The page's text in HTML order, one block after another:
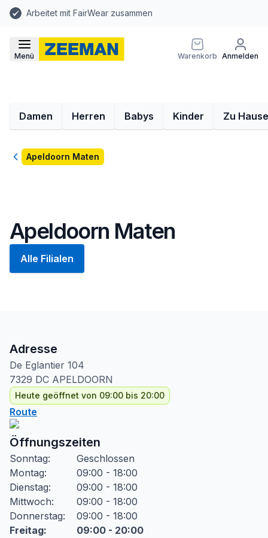
Arbeitet mit FairWear zusammen
Menü Warenkorb Anmelden
Damen Herren Babys Kinder Zu Hause
ZurückApeldoorn Maten
Apeldoorn Maten
Alle Filialen
Adresse
De Eglantier 104
7329 DC APELDOORN
Heute geöffnet von 09:00 bis 20:00
Route
Öffnungszeiten
Sonntag:
Geschlossen
Montag:
09:00 - 18:00
Dienstag:
09:00 - 18:00
Mittwoch:
09:00 - 18:00
Donnerstag:
09:00 - 18:00
Freitag:
09:00 - 20:00